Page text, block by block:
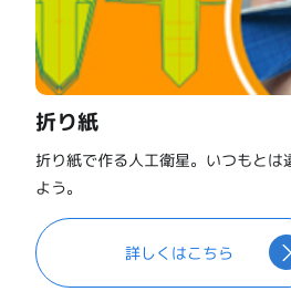
折り紙
折り紙で作る人工衛星。いつもとは
よう。
詳しくはこちら